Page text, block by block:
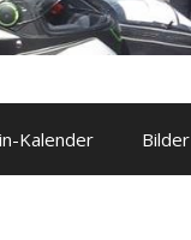
Kalender Bilder